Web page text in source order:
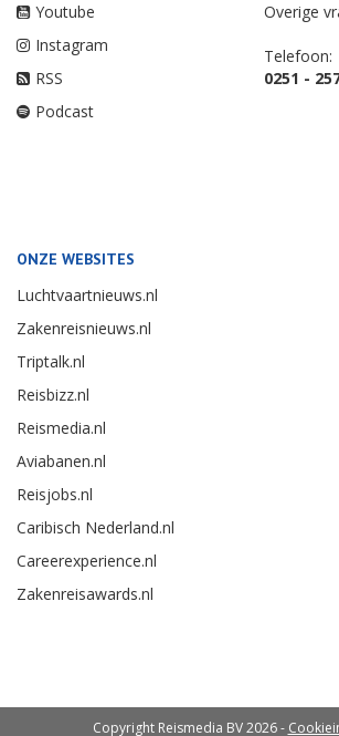
Youtube
Instagram
RSS
Podcast
Overige
Telefoon:
0251 -
ONZE WEBSITES
Luchtvaartnieuws.nl
Zakenreisnieuws.nl
Triptalk.nl
Reisbizz.nl
Reismedia.nl
Aviabanen.nl
Reisjobs.nl
Caribisch Nederland.nl
Careerexperience.nl
Zakenreisawards.nl
Copyright Reismedia BV 2026 -